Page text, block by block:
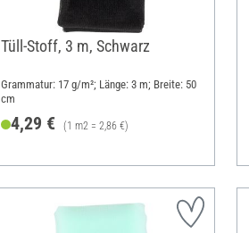
Tüll-Stoff, 3 m, Schwarz
Grammatur: 17 g/m²; Länge: 3 m; Breite: 50
cm
4,29 € (1 m2 = 2,86 €)